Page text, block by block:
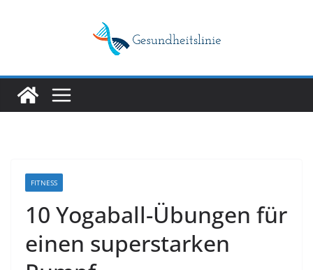
FITNESS
10 Yogaball-Übungen für
einen superstarken